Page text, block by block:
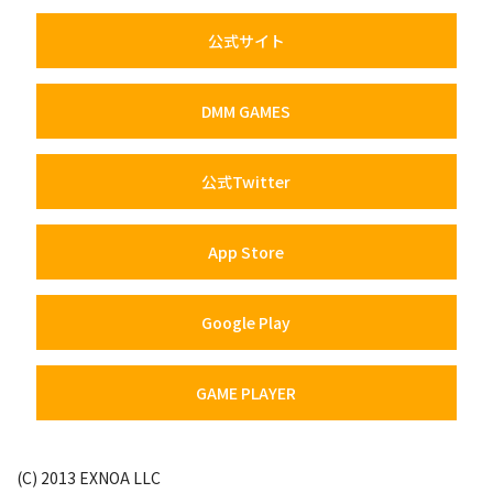
公式サイト
DMM GAMES
公式Twitter
App Store
Google Play
GAME PLAYER
(C) 2013 EXNOA LLC